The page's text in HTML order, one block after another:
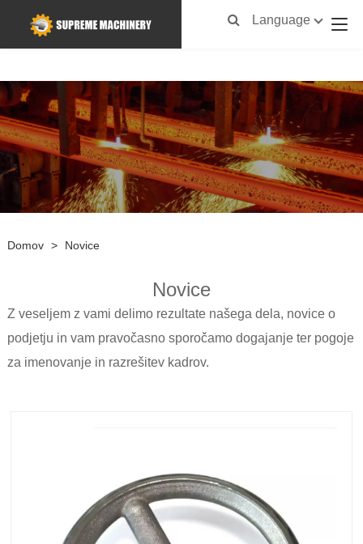
Language
Domov > Novice
Novice
Z veseljem z vami delimo rezultate našega dela, novice o
podjetju in vam pravočasno sporočamo dogajanje ter pogoje
za imenovanje in razrešitev kadrov.